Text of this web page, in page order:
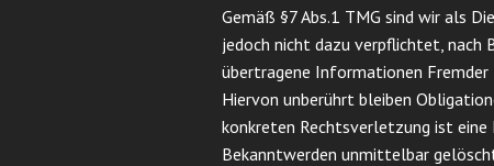
Gemäß §7 Abs.1 TMG sind wir als
jedoch nicht dazu verpflichtet, nach
übertragene Informationen Fremder
Hiervon unberührt bleiben
konkreten Rechtsverletzung ist
Bekanntwerden unmittelbar